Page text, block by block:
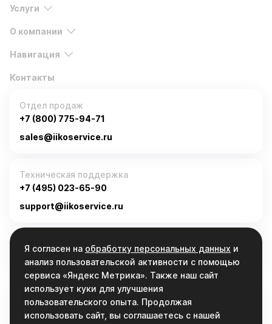
Услуги
О компании
Навигация
Контакты
Отдел продаж
+7 (800) 775-94-71
sales@iikoservice.ru
Техническая поддержка
+7 (495) 023-65-90
support@iikoservice.ru
График работы
Пн-Пт, 9:00 - 19:00
Связаться
info@iikoservice.ru
Я согласен на обработку персональных данных и
анализ пользовательской активности с помощью
сервиса «Яндекс Метрика». Также наш сайт
использует куки для улучшения
пользовательского опыта. Продолжая
использовать сайт, вы соглашаетесь с нашей